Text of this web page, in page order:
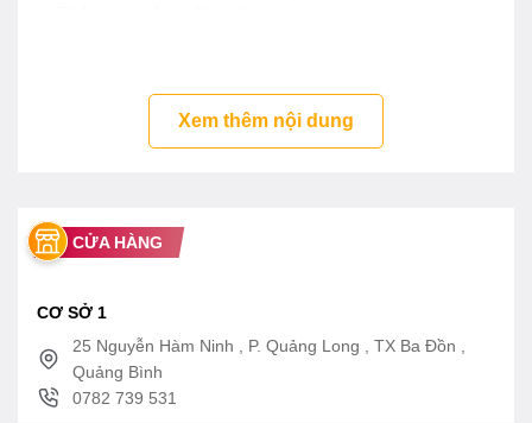
Thiết kế kệ để đồ màu đen sang trọng,
– Van biến thiên nhiệt SMA (lõi Chất liệu hình cuộn)
duy trì nhiệt độ không đổi và giữ nhiệt độ dao động
Xem thêm nội dung
CỬA HÀNG
CƠ SỞ 1
25 Nguyễn Hàm Ninh , P. Quảng Long , TX Ba Đồn ,
Quảng Bình
0782 739 531